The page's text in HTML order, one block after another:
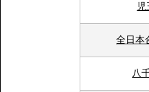
全日
八